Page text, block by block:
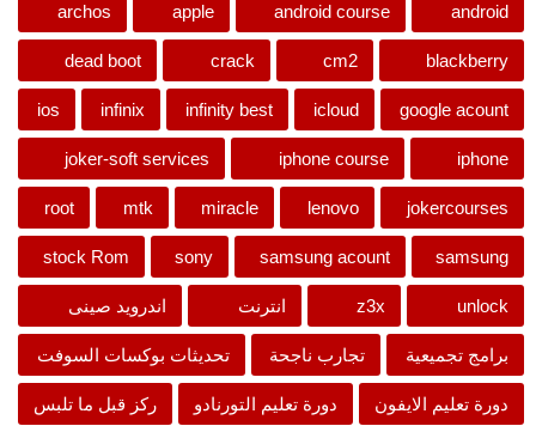
android
android course
apple
archos
blackberry
cm2
crack
dead boot
google acount
icloud
infinity best
infinix
ios
iphone
iphone course
joker-soft services
jokercourses
lenovo
miracle
mtk
root
samsung
samsung acount
sony
stock Rom
unlock
z3x انترنت اندرويد صينى
برامج تجميعية تجارب ناجحة تحديثات بوكسات السوفت
دورة تعليم الايفون دورة تعليم التورنادو ركز قبل ما تلبس